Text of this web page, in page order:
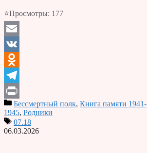
⭐Просмотры: 177
Email
VK
Odnoklassniki
Telegram
PrintБессмертный полк, Книга памяти 1941-
1945, Родники
07.18
06.03.2026